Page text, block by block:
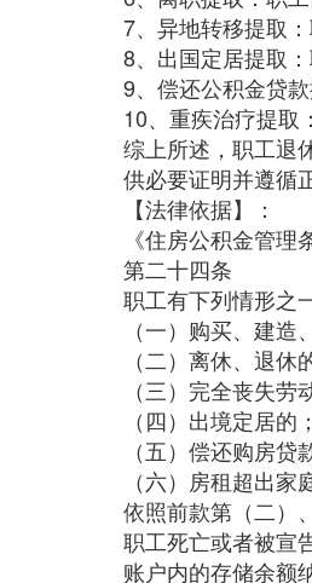
7、异地转移提取
8、出国定居提取
9、偿还公积金贷
10、重疾治疗提取
综上所述，职工退
供必要证明并遵循
【法律依据】：
《住房公积金管理
第二十四条
职工有下列情形之
（一）购买、建造
（二）离休、退休
（三）完全丧失
（四）出境定居的；
（五）偿还购房贷
（六）房租超出家
依照前款第（二）
职工死亡或者被宣
账户内的存储余额